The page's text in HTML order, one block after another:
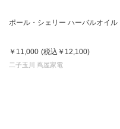
ポール・シェリー ハーバルオイル
￥11,000 (税込 ￥12,100)
二子玉川 蔦屋家電